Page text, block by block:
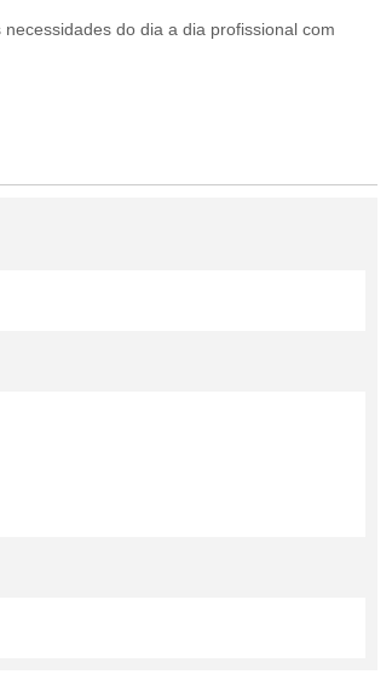
do dia a dia profissional com